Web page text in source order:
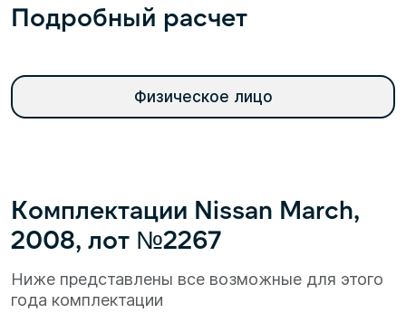
Подробный расчет
Физическое лицо
Комплектации Nissan March,
2008, лот №2267
Ниже представлены все возможные для этого
года комплектации